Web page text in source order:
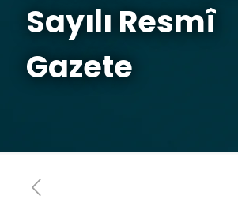
Sayılı Resmî
Gazete